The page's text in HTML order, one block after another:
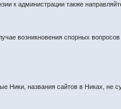
к администрации также
возникновения спорных
названия сайтов в Никах, не